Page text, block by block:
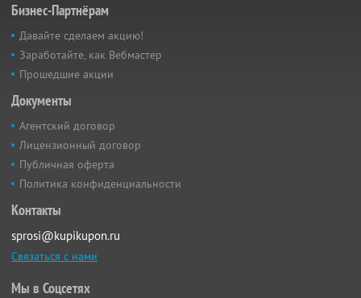
Бизнес-Партнёрам
Давайте сделаем акцию!
Заработайте, как Вебмастер
Прошедшие акции
Документы
Агентский договор
Лицензионный договор
Публичная оферта
Политика конфиденциальности
Контакты
sprosi@kupikupon.ru
Связаться с нами
Мы в Соцсетях